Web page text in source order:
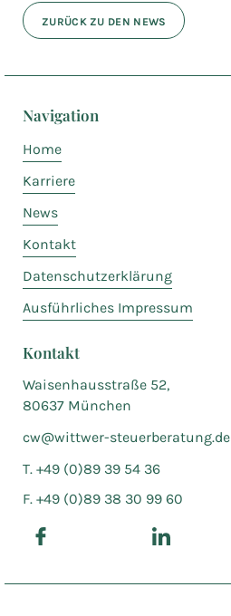
ZURÜCK ZU DEN NEWS
Navigation
Home
Karriere
News
Kontakt
Datenschutzerklärung
Ausführliches Impressum
Kontakt
Waisenhausstraße 52,
80637 München
cw@wittwer-steuerberatung.de
T. +49 (0)89 39 54 36
F. +49 (0)89 38 30 99 60